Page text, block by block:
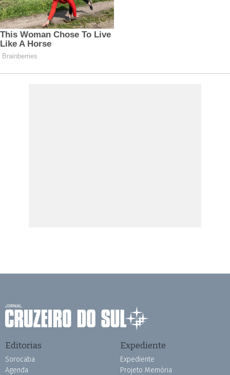
Editorias
Sorocaba
Agenda
Expediente
Expediente
Projeto Memória